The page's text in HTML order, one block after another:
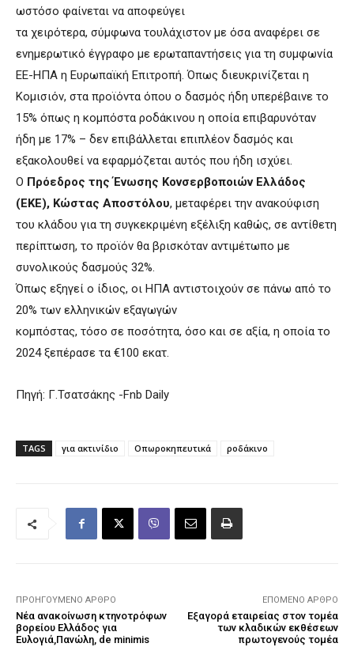
ωστόσο φαίνεται να αποφεύγει
τα χειρότερα, σύμφωνα τουλάχιστον με όσα αναφέρει σε
ενημερωτικό έγγραφο με ερωταπαντήσεις για τη συμφωνία
ΕΕ-ΗΠΑ η Ευρωπαϊκή Επιτροπή. Όπως διευκρινίζεται η
Κομισιόν, στα προϊόντα όπου ο δασμός ήδη υπερέβαινε το
15% όπως η κομπόστα ροδάκινου η οποία επιβαρυνόταν
ήδη με 17% – δεν επιβάλλεται επιπλέον δασμός και
εξακολουθεί να εφαρμόζεται αυτός που ήδη ισχύει.
Ο Πρόεδρος της Ένωσης Κονσερβοποιών Ελλάδος
(ΕΚΕ), Κώστας Αποστόλου, μεταφέρει την ανακούφιση
του κλάδου για τη συγκεκριμένη εξέλιξη καθώς, σε αντίθετη
περίπτωση, το προϊόν θα βρισκόταν αντιμέτωπο με
συνολικούς δασμούς 32%.
Όπως εξηγεί ο ίδιος, οι ΗΠΑ αντιστοιχούν σε πάνω από το
20% των ελληνικών εξαγωγών
κομπόστας, τόσο σε ποσότητα, όσο και σε αξία, η οποία το
2024 ξεπέρασε τα €100 εκατ.
Πηγή: Γ.Τσατσάκης -Fnb Daily
TAGS για ακτινίδιο Οπωροκηπευτικά ροδάκινο
ΠΡΟΗΓΟΎΜΕΝΟ ΆΡΘΡΟ
Νέα ανακοίνωση κτηνοτρόφων
βορείου Ελλάδος για
Ευλογιά,Πανώλη, de minimis
ΕΠΌΜΕΝΟ ΆΡΘΡΟ
Εξαγορά εταιρείας στον τομέα
των κλαδικών εκθέσεων
πρωτογενούς τομέα